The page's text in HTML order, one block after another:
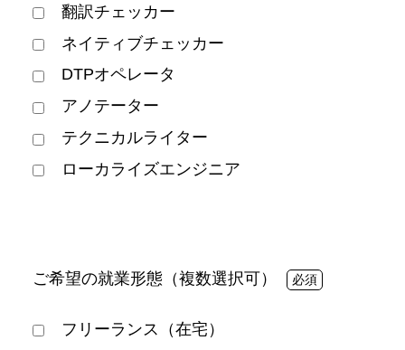
翻訳チェッカー
ネイティブチェッカー
DTPオペレータ
アノテーター
テクニカルライター
ローカライズエンジニア
ご希望の就業形態（複数選択可）
フリーランス（在宅）